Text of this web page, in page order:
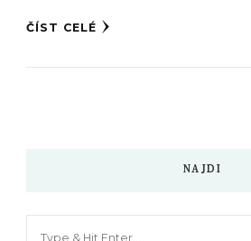
ČÍST CELÉ
NAJDI